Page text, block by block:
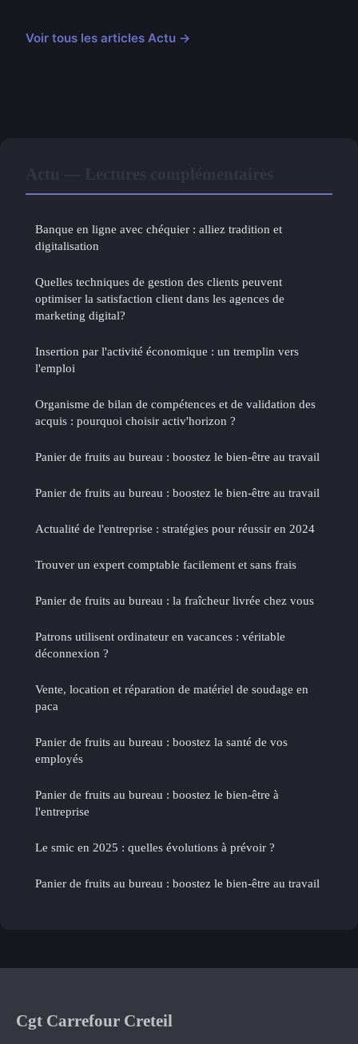
Voir tous les articles Actu →
Banque en ligne avec chéquier : alliez tradition et
digitalisation
Quelles techniques de gestion des clients peuvent
optimiser la satisfaction client dans les agences de
marketing digital?
Insertion par l'activité économique : un tremplin vers
l'emploi
Organisme de bilan de compétences et de validation des
acquis : pourquoi choisir activ'horizon ?
Panier de fruits au bureau : boostez le bien-être au travail
Panier de fruits au bureau : boostez le bien-être au travail
Actualité de l'entreprise : stratégies pour réussir en 2024
Trouver un expert comptable facilement et sans frais
Panier de fruits au bureau : la fraîcheur livrée chez vous
Patrons utilisent ordinateur en vacances : véritable
déconnexion ?
Vente, location et réparation de matériel de soudage en
paca
Panier de fruits au bureau : boostez la santé de vos
employés
Panier de fruits au bureau : boostez le bien-être à
l'entreprise
Le smic en 2025 : quelles évolutions à prévoir ?
Panier de fruits au bureau : boostez le bien-être au travail
Cgt Carrefour Creteil